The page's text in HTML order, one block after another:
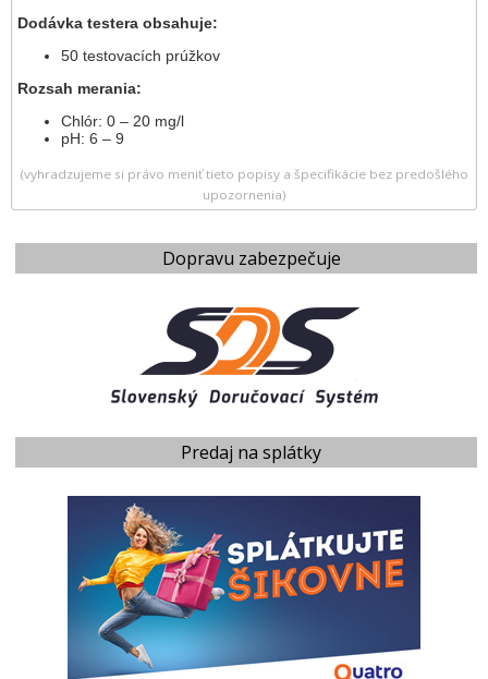
Dopravu zabezpečuje
Predaj na splátky
Dodávka testera obsahuje:
50 testovacích prúžkov
Rozsah merania:
Chlór: 0 – 20 mg/l
pH: 6 – 9
(vyhradzujeme si právo meniť tieto popisy a špecifikácie bez predošlého
upozornenia)